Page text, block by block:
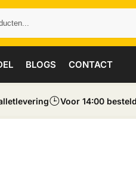
BLOGS CONTACT
⌚︎Voor 14:00